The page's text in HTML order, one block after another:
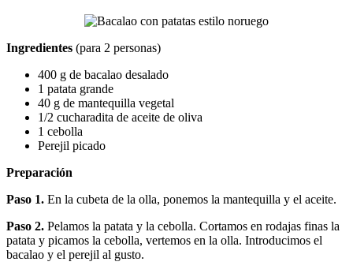
Ingredientes (para 2 personas)
400 g de bacalao desalado
1 patata grande
40 g de mantequilla vegetal
1/2 cucharadita de aceite de oliva
1 cebolla
Perejil picado
Preparación
Paso 1. En la cubeta de la olla, ponemos la mantequilla y el aceite.
Paso 2. Pelamos la patata y la cebolla. Cortamos en rodajas finas la
patata y picamos la cebolla, vertemos en la olla. Introducimos el
bacalao y el perejil al gusto.